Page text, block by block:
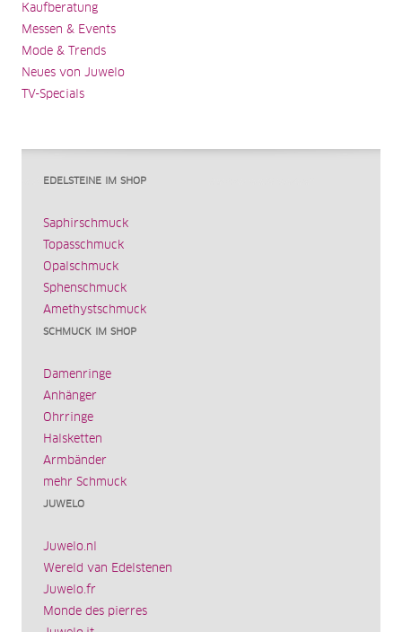
Kaufberatung
Messen & Events
Mode & Trends
Neues von Juwelo
TV-Specials
EDELSTEINE IM SHOP
Saphirschmuck
Topasschmuck
Opalschmuck
Sphenschmuck
Amethystschmuck
SCHMUCK IM SHOP
Damenringe
Anhänger
Ohrringe
Halsketten
Armbänder
mehr Schmuck
JUWELO
Juwelo.nl
Wereld van Edelstenen
Juwelo.fr
Monde des pierres